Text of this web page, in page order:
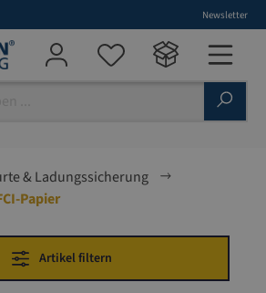
Newsletter
& Ladungssicherung
Papier
Artikel filtern